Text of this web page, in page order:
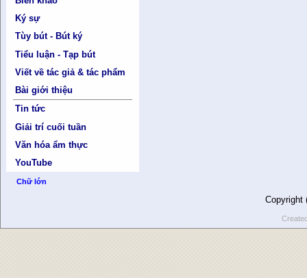
Ký sự
Tùy bút - Bút ký
Tiểu luận - Tạp bút
Viết về tác giả & tác phẩm
Bài giới thiệu
Tin tức
Giải trí cuối tuần
Văn hóa ẩm thực
YouTube
Chữ lớn
Copyright